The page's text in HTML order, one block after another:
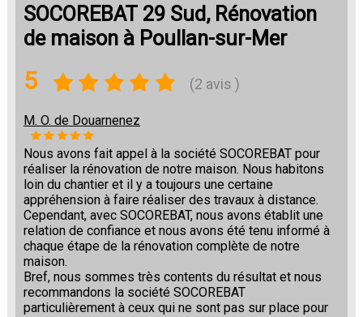
SOCOREBAT 29 Sud, Rénovation
de maison à Poullan-sur-Mer
5 (2 avis )
M. O. de Douarnenez
Nous avons fait appel à la société SOCOREBAT pour
réaliser la rénovation de notre maison. Nous habitons
loin du chantier et il y a toujours une certaine
appréhension à faire réaliser des travaux à distance.
Cependant, avec SOCOREBAT, nous avons établit une
relation de confiance et nous avons été tenu informé à
chaque étape de la rénovation complète de notre
maison.
Bref, nous sommes très contents du résultat et nous
recommandons la société SOCOREBAT
particulièrement à ceux qui ne sont pas sur place pour